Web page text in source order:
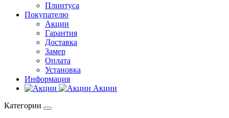
Плинтуса
Покупателю
Акции
Гарантия
Доставка
Замер
Оплата
Установка
Информация
Акции
Категории